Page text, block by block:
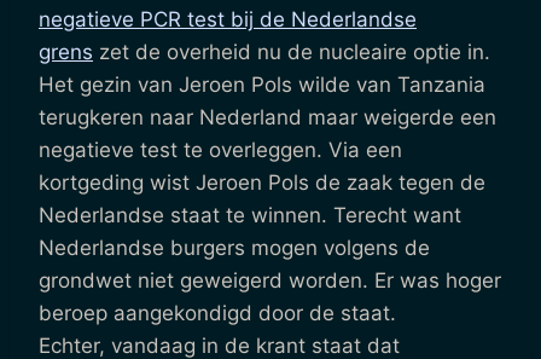
negatieve PCR test bij de Nederlandse
grens zet de overheid nu de nucleaire optie in.
Het gezin van Jeroen Pols wilde van Tanzania
terugkeren naar Nederland maar weigerde een
negatieve test te overleggen. Via een
kortgeding wist Jeroen Pols de zaak tegen de
Nederlandse staat te winnen. Terecht want
Nederlandse burgers mogen volgens de
grondwet niet geweigerd worden. Er was hoger
beroep aangekondigd door de staat.
Echter, vandaag in de krant staat dat